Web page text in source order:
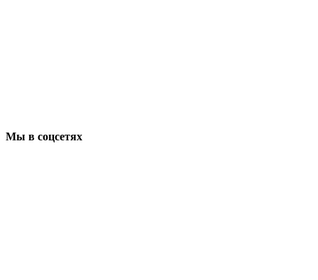
Мы в соцсетях